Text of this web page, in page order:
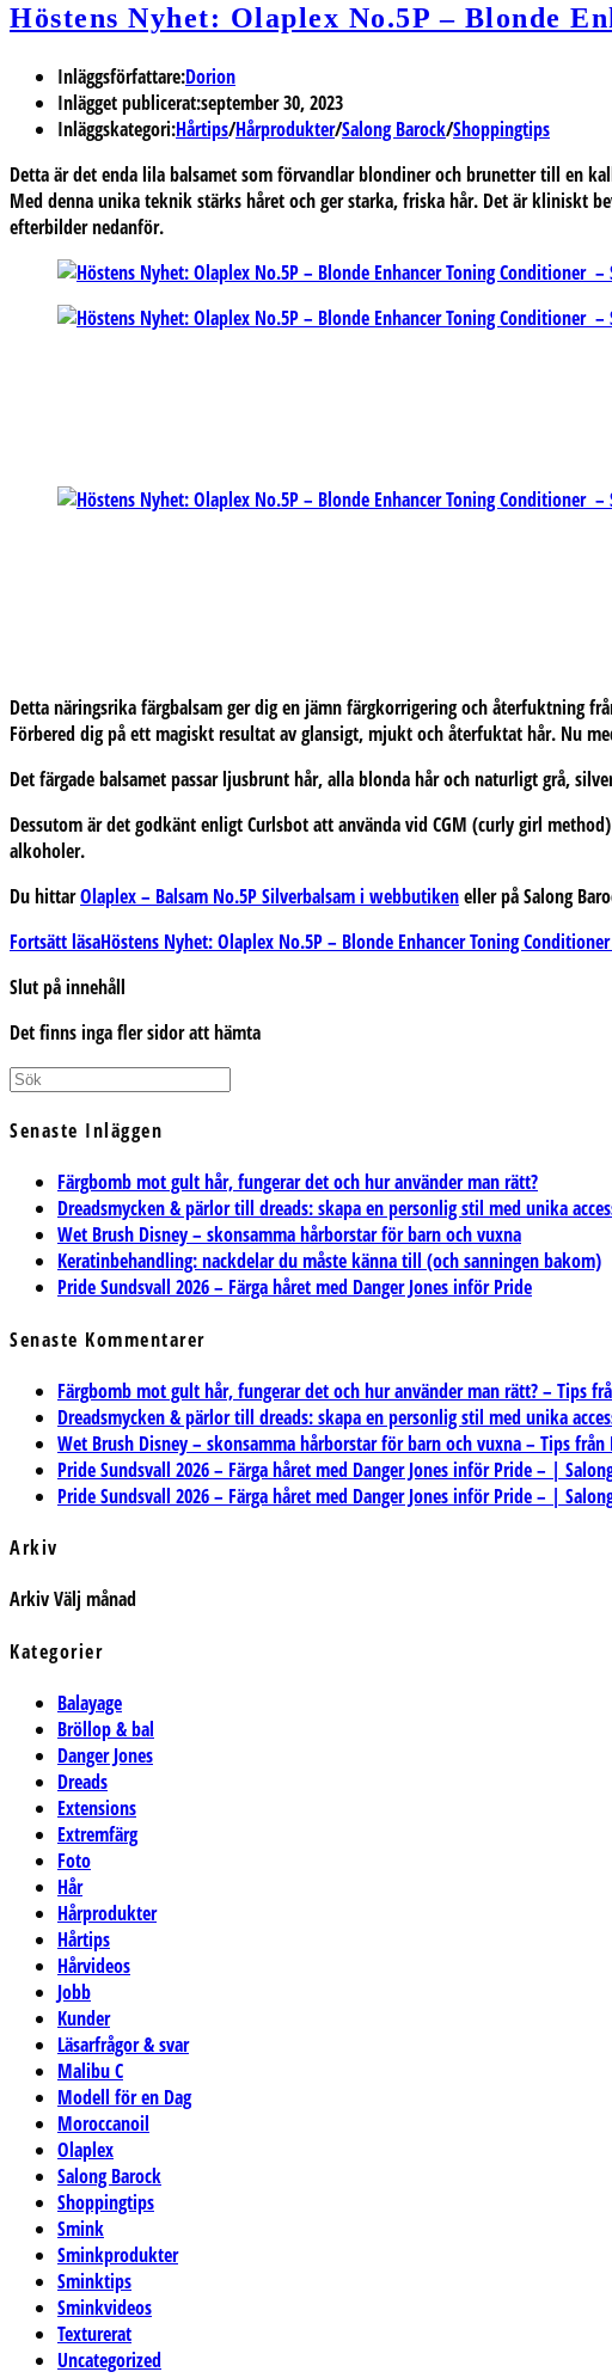
Höstens Nyhet: Olaplex No.5P – Blonde
Inläggsförfattare:Dorion
Inlägget publicerat:september 30, 2023
Inläggskategori:Hårtips/Hårprodukter/Salong Barock/Shoppingtips
Detta är det enda lila balsamet som förvandlar blondiner och brunetter till en
Med denna unika teknik stärks håret och ger starka, friska hår. Det är kliniskt
efterbilder nedanför.
Detta näringsrika färgbalsam ger dig en jämn färgkorrigering och återfuktning
Förbered dig på ett magiskt resultat av glansigt, mjukt och återfuktat hår. Nu
Det färgade balsamet passar ljusbrunt hår, alla blonda hår och naturligt grå,
Dessutom är det godkänt enligt Curlsbot att använda vid CGM (curly girl
alkoholer.
Du hittarOlaplex – Balsam No.5P Silverbalsam i webbutikeneller på Salong
Fortsätt läsaHöstens Nyhet: Olaplex No.5P – Blonde Enhancer Toning Conditioner
Slut på innehåll
Det finns inga fler sidor att hämta
Senaste Inläggen
Färgbomb mot gult hår, fungerar det och hur använder man rätt?
Dreadsmycken & pärlor till dreads: skapa en personlig stil med unika
Wet Brush Disney – skonsamma hårborstar för barn och vuxna
Keratinbehandling: nackdelar du måste känna till (och sanningen bakom)
Pride Sundsvall 2026 – Färga håret med Danger Jones inför Pride
Senaste Kommentarer
Färgbomb mot gult hår, fungerar det och hur använder man rätt? – Tips
Dreadsmycken & pärlor till dreads: skapa en personlig stil med unika
Wet Brush Disney – skonsamma hårborstar för barn och vuxna – Tips
Pride Sundsvall 2026 – Färga håret med Danger Jones inför Pride – |
Pride Sundsvall 2026 – Färga håret med Danger Jones inför Pride – |
Arkiv
ArkivVälj månad
Kategorier
Balayage
Bröllop & bal
Danger Jones
Dreads
Extensions
Extremfärg
Foto
Hår
Hårprodukter
Hårtips
Hårvideos
Jobb
Kunder
Läsarfrågor & svar
Malibu C
Modell för en Dag
Moroccanoil
Olaplex
Salong Barock
Shoppingtips
Smink
Sminkprodukter
Sminktips
Sminkvideos
Texturerat
Uncategorized